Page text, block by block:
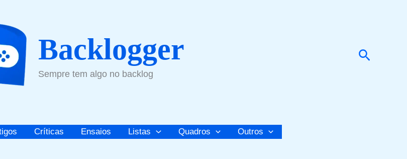
Backlogger
Sempre tem algo no backlog
Críticas Ensaios Listas Quadros Outros